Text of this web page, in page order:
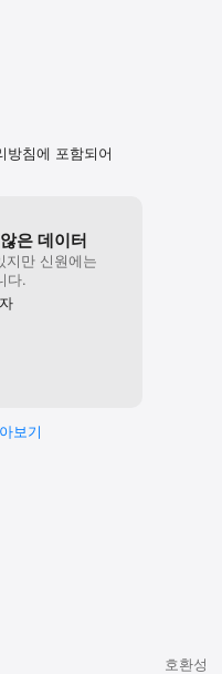
방침에 포함되어
은 데이터
지만 신원에는
다.
보⁠기
호환성